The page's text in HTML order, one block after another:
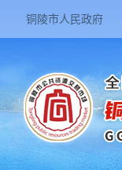
铜陵市人民政府